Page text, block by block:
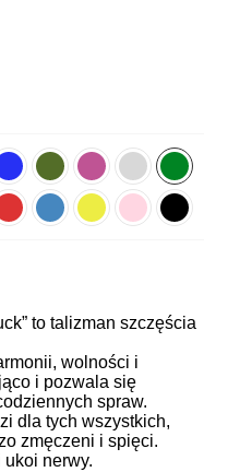
to talizman szczęścia
wolności i
i pozwala się
spraw.
dla tych wszystkich,
zmęczeni i spięci.
ukoi nerwy.